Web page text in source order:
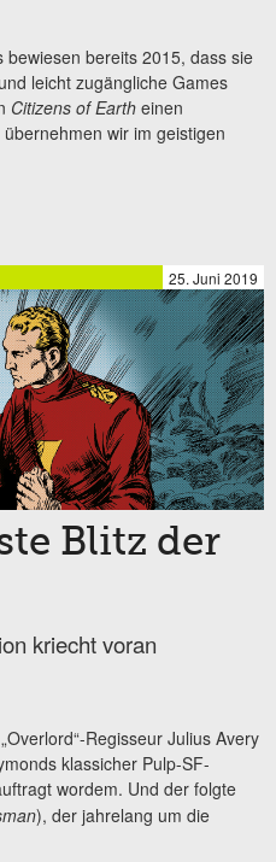
bereits 2015, dass sie
leicht zugängliche Games
Citizens of Earth einen
wir im geistigen
25. Juni 2019
Blitz der
kriecht voran
Regisseur Julius Avery
klassicher Pulp-SF-
wordem. Und der folgte
), der jahrelang um die